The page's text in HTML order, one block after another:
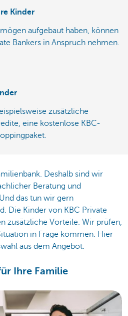
Kinder
aufgebaut haben, können
Bankers in Anspruch nehmen.
zusätzliche
eine kostenlose KBC-
Deshalb sind wir
Beratung und
das tun wir gern
Die Kinder von KBC Private
zusätzliche Vorteile. Wir prüfen,
in Frage kommen. Hier
aus dem Angebot.
Ihre Familie